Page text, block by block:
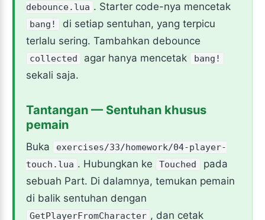
debounce.lua . Starter code-nya mencetak
bang!
di setiap sentuhan, yang terpicu
terlalu sering. Tambahkan debounce
collected agar hanya mencetak bang!
sekali saja.
Tantangan — Sentuhan khusus
pemain
Buka
exercises/33/homework/04-player-
touch.lua . Hubungkan ke Touched
pada
sebuah Part. Di dalamnya, temukan pemain
di balik sentuhan dengan
GetPlayerFromCharacter , dan cetak